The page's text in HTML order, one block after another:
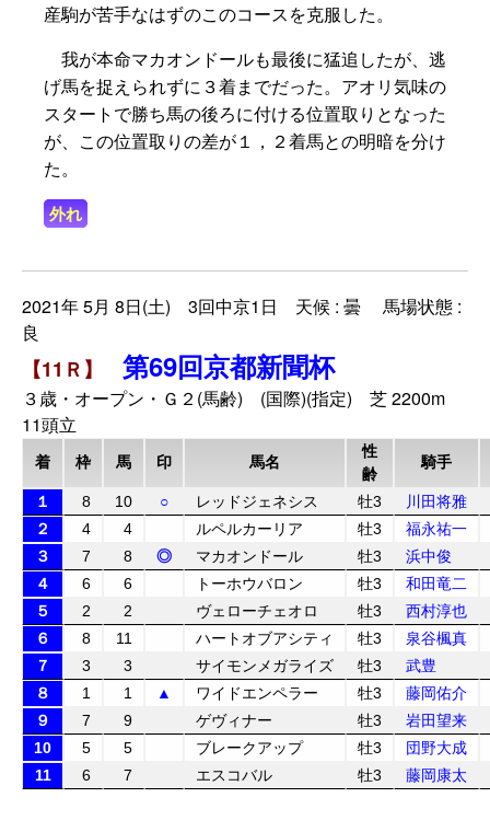
産駒が苦手なはずのこのコースを克服した。
我が本命マカオンドールも最後に猛追したが、逃
げ馬を捉えられずに３着までだった。アオリ気味の
スタートで勝ち馬の後ろに付ける位置取りとなった
が、この位置取りの差が１，２着馬との明暗を分け
た。
外れ
2021年 5月 8日(土) 3回中京1日 天候 : 曇 馬場状態 :
良
【11Ｒ】 第69回京都新聞杯
３歳・オープン・Ｇ２(馬齢) (国際)(指定) 芝 2200m
11頭立
着 枠 馬 印 馬名
性
齢
騎手
１ 8 10 ○ レッドジェネシス 牡3
川田将雅
２
4 4 ルペルカーリア 牡3
福永祐一
３
7 8 ◎ マカオンドール 牡3
浜中俊
４
6 6 トーホウバロン 牡3
和田竜二
５
2 2 ヴェローチェオロ 牡3
西村淳也
６
8 11 ハートオブアシティ 牡3
泉谷楓真
７
3 3 サイモンメガライズ 牡3
武豊
８
1 1 ▲ ワイドエンペラー 牡3
藤岡佑介
９
7 9 ゲヴィナー 牡3
岩田望来
10
5 5 ブレークアップ 牡3
団野大成
11
6 7 エスコバル 牡3 藤岡康太